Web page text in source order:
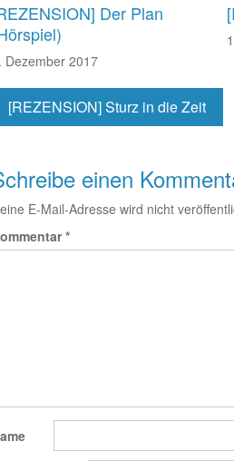
Der Plan
Dezember 2017
[REZENSION] Sturz in die Zeit
einen
E-Mail-Adresse wird nicht
*